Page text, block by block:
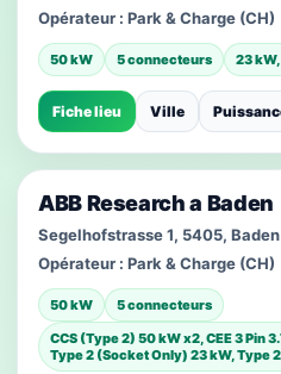
Opérateur : Park & Charge (CH)
50 kW 5 connecteurs 23
Fiche lieu Ville
ABB Research a Baden
Segelhofstrasse 1, 5405, Baden
Opérateur : Park & Charge (CH)
50 kW
5 connecteurs
CCS (Type 2) 50 kW x2, CEE 3 Pin
Type 2 (Socket Only) 23 kW, Type